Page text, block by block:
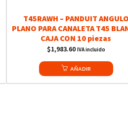
T45RAWH – PANDUIT ANGULO
PLANO PARA CANALETA T45
CAJA CON 10 piezas
$1,983.60 IVA incluido
AÑADIR